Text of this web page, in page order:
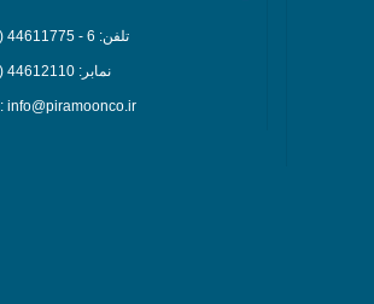
تلفن: 6 - 44611775 (021)
نمابر: 44612110 (021)
ایمیل: info@piramoonco.ir